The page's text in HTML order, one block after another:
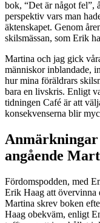
bok, “Det är något fel”,
perspektiv vars man
äktenskapet. Genom
skilsmässan, som Erik
Martina och jag gick
människor inblandade,
hur mina föräldrars
bara en livskris. Enligt
tidningen Café är att
konsekvenserna blir
angående
Fördomspodden, med
Erik Haag att övervinna
Martina skrev boken
Haag obekväm, enligt